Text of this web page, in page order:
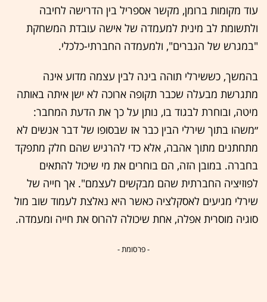
עוד מקומות ברומן, מקשר אספריל בין הדרישה לחיבה
ולתשומת לב מינית למעמדה של אישה עובדת המשחקת
"במגרש של הגברים", ולמעמדה החברתי-כלכלי.
בהמשך, כששירלי תוהה בינה לבין עצמה מדוע אינה
מתגרשת מבעלה שכבר תקופה ארוכה לא ישן איתה באותה
מיטה, ובוחרת לבגוד בו, נותן על כך את הדעת המחבר:
״משהו בתוך שירלי הבין כבר אז שבסופו של דבר אנשים לא
מתחתנים מתוך אהבה, אלא כדי להרגיש שהם חלק מתפקד
בחברה. במובן הזה, הם בוחרים את מי שיכול להתאים
לפוזיציה החברתית שהם מבקשים לעצמם". אך חייה של
שירלי מגיעים לאסקלציה כאשר היא נאלצת לעמוד שוב מול
סוגיה מוסרית אפלה, אחת שיכולה להרוס את חייה ומעמדה.
- פרסומת -